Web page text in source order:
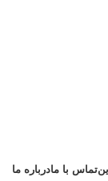
تماس با مادرباره ما